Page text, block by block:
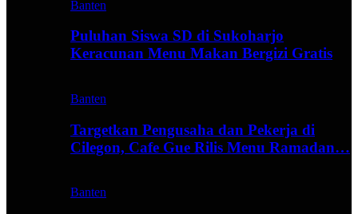
Banten
Puluhan Siswa SD di Sukoharjo
Keracunan Menu Makan Bergizi Gratis
Banten
Targetkan Pengusaha dan Pekerja di
Cilegon, Cafe Gue Rilis Menu Ramadan…
Banten